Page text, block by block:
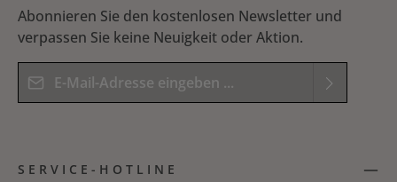
Abonnieren Sie den kostenlosen Newsletter und
verpassen Sie keine Neuigkeit oder Aktion.
E-Mail-Adresse*
Kenntnis genommen und die
Bitte geben Sie das Ergebnis der Gleichung in das
SERVICE-HOTLINE